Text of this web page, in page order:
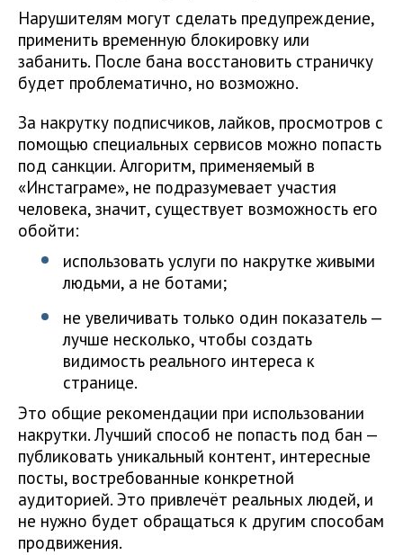
Нарушителям могут сделать предупреждение,
применить временную блокировку или
забанить. После бана восстановить страничку
будет проблематично, но возможно.
За накрутку подписчиков, лайков, просмотров с
помощью специальных сервисов можно попасть
под санкции. Алгоритм, применяемый в
«Инстаграме», не подразумевает участия
человека, значит, существует возможность его
обойти:
использовать услуги по накрутке живыми
людьми, а не ботами;
не увеличивать только один показатель —
лучше несколько, чтобы создать
видимость реального интереса к
странице.
Это общие рекомендации при использовании
накрутки. Лучший способ не попасть под бан —
публиковать уникальный контент, интересные
посты, востребованные конкретной
аудиторией. Это привлечёт реальных людей, и
не нужно будет обращаться к другим способам
продвижения.